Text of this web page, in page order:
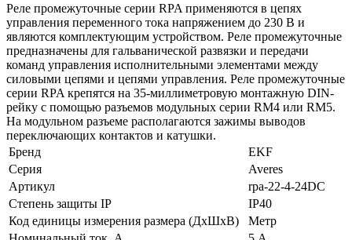
Реле промежуточные серии RPA применяются в цепях
управления переменного тока напряжением до 230 В и
являются комплектующим устройством. Реле промежуточные
предназначены для гальванической развязки и передачи
команд управления исполнительными элементами между
силовыми цепями и цепями управления. Реле промежуточные
серии RPA крепятся на 35-миллиметровую монтажную DIN-
рейку с помощью разъемов модульных серии RM4 или RM5.
На модульном разъеме располагаются зажимы выводов
переключающих контактов и катушки.
Бренд
EKF
Серия
Averes
Артикул
rpa-22-4-24DC
Степень защиты IP
IP40
Код единицы измерения размера (ДхШхВ)
Метр